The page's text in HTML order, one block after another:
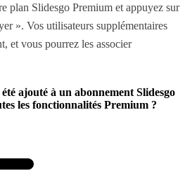
plan Slidesgo Premium et appuyez sur
». Vos utilisateurs supplémentaires
et vous pourrez les associer
ajouté à un abonnement Slidesgo
les fonctionnalités Premium ?